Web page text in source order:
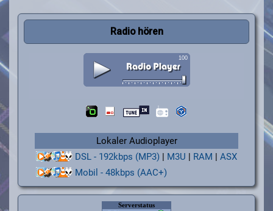
Radio hören
Lokaler Audioplayer
DSL - 192kbps (MP3) | M3U | RAM | ASX
Mobil - 48kbps (AAC+)